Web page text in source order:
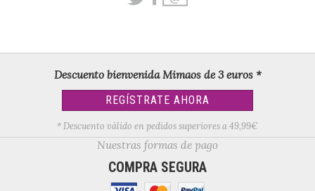
Descuento bienvenida Mimaos de 3 euros *
REGÍSTRATE AHORA
* Descuento válido en pedidos superiores a 49,99€
Nuestras formas de pago
COMPRA SEGURA